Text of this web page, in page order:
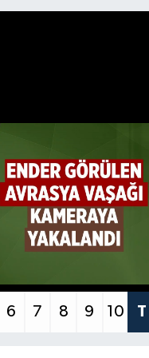
6 7 8 9 10 T